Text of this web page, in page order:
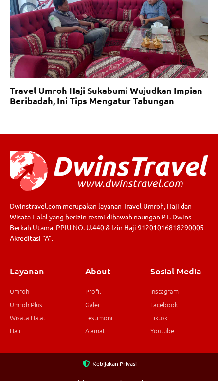
Travel Umroh Haji Sukabumi Wujudkan Impian
Beribadah, Ini Tips Mengatur Tabungan
Dwinstravel.com merupakan layanan Travel Umroh, Haji dan
Wisata Halal yang berizin resmi dibawah naungan PT. Dwins
Berkah Utama. PPIU NO. U.440 & Izin Haji 91201016818290005
Akreditasi “A”.
Layanan
Umroh
Umroh Plus
Wisata Halal
Haji
About
Profil
Galeri
Testimoni
Alamat
Sosial Media
Instagram
Facebook
Tiktok
Youtube
Kebijakan Privasi